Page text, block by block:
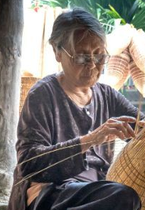
sud-ouest du marché de
en 1952 et rend
Les
une statue méditante
De) importé d’Inde et
la pagode. La pagode
son apparence : étroite,
se fondre dans son